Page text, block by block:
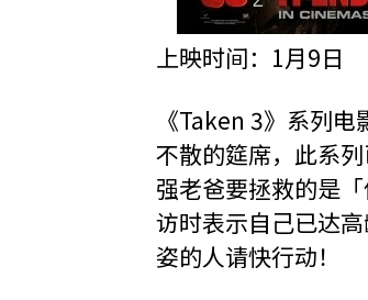
上映时间：1月9日
《Taken 3》系列
不散的筵席，此系
强老爸要拯救的是
访时表示自己已达
姿的人请快行动！